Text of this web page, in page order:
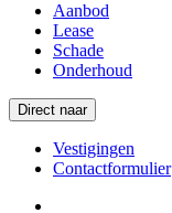
Aanbod
Lease
Schade
Onderhoud
Direct naar
Vestigingen
Contactformulier